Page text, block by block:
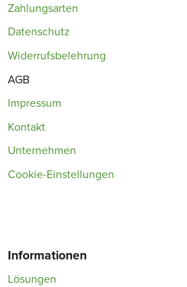
Zahlungsarten
Datenschutz
Widerrufsbelehrung
AGB
Impressum
Kontakt
Unternehmen
Cookie-Einstellungen
Informationen
Lösungen